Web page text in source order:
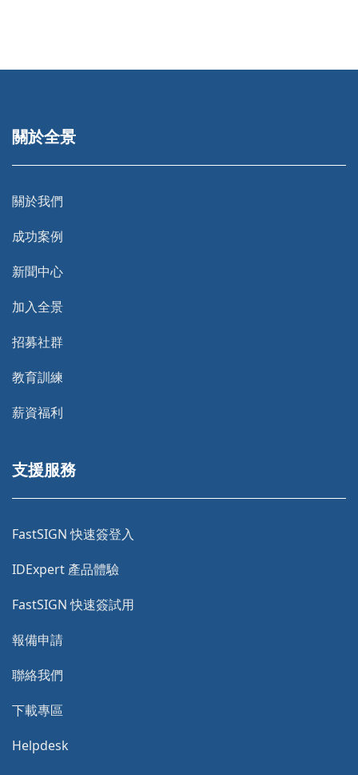
關於全景
關於我們
成功案例
新聞中心
加入全景
招募社群
教育訓練
薪資福利
支援服務
FastSIGN 快速簽登入
IDExpert 產品體驗
FastSIGN 快速簽試用
報備申請
聯絡我們
下載專區
Helpdesk